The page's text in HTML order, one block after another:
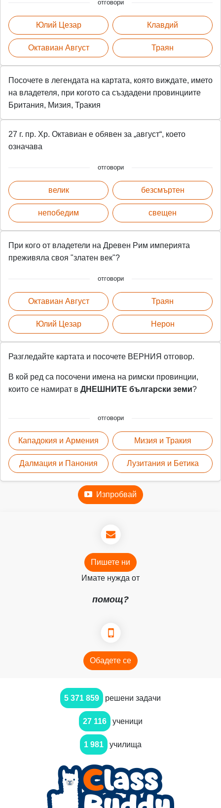
отговори
Юлий Цезар
Октавиан Август
Клавдий
Траян
Посочете в легендата на картата, която виждате, името
на владетеля, при когото са създадени провинциите
Британия, Мизия, Тракия
27 г. пр. Хр. Октавиан е обявен за „август“, което
означава
отговори
велик
непобедим
безсмъртен
свещен
При кого от владетели на Древен Рим империята
преживяла своя "златен век"?
отговори
Октавиан Август
Юлий Цезар
Траян
Нерон
Разгледайте картата и посочете ВЕРНИЯ отговор.
В кой ред са посочени имена на римски провинции,
които се намират в ДНЕШНИТЕ български земи?
отговори
Кападокия и Армения
Далмация и Панония
Мизия и Тракия
Лузитания и Бетика
Изпробвай
Пишете ни
Имате нужда от
помощ?
Обадете се
5 371 859 решени задачи
27 116 ученици
1 981 училища